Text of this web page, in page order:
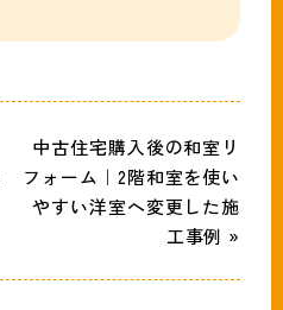
中古住宅購入後の和室リ
フォーム｜2階和室を使い
やすい洋室へ変更した施
工事例 »